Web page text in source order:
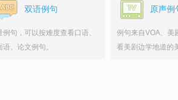
双语例句
例句，可以按难度查看口语、
语、论文例句。
原声例
例句来自VOA、美
看美剧边学地道的